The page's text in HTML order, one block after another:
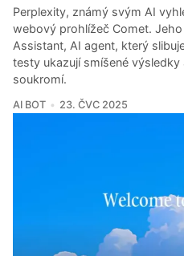
Perplexity, známý svým AI
webový prohlížeč Comet.
Assistant, AI agent, který
testy ukazují smíšené
soukromí.
AI BOT 23. ČVC 2025